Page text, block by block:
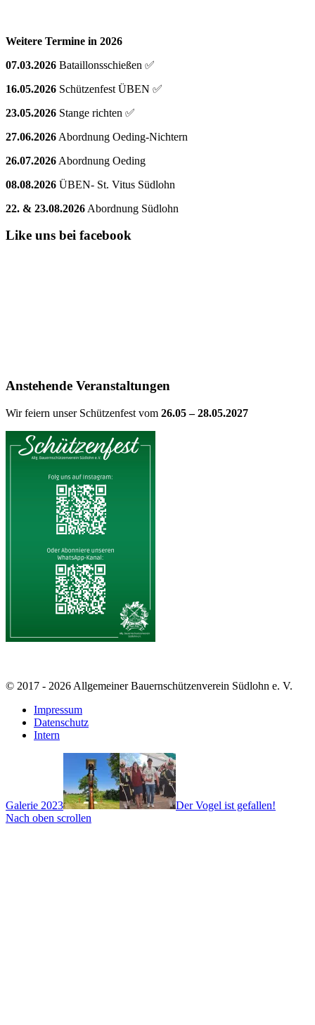
Weitere Termine in 2026
07.03.2026 Bataillonsschießen ✅
16.05.2026 Schützenfest ÜBEN ✅
23.05.2026 Stange richten ✅
27.06.2026 Abordnung Oeding-Nichtern
26.07.2026 Abordnung Oeding
08.08.2026 ÜBEN- St. Vitus Südlohn
22. & 23.08.2026 Abordnung Südlohn
Like uns bei facebook
Anstehende Veranstaltungen
Wir feiern unser Schützenfest vom 26.05 – 28.05.2027
© 2017 - 2026 Allgemeiner Bauernschützenverein Südlohn e. V.
Impressum
Datenschutz
Intern
Galerie 2023
Der Vogel ist gefallen!
Nach oben scrollen